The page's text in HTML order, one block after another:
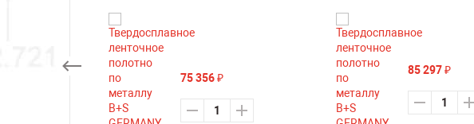
75 356 ₽
85 297 ₽